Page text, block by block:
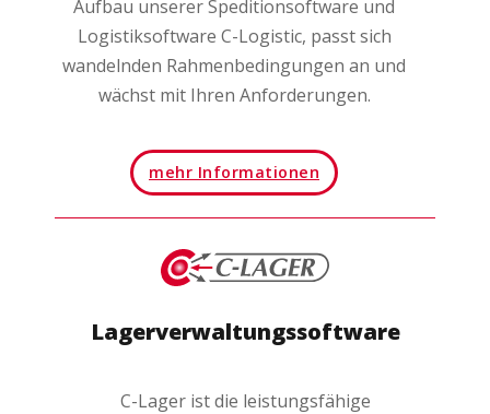
Aufbau unserer Speditionsoftware und
Logistiksoftware C-Logistic, passt sich
wandelnden Rahmenbedingungen an und
wächst mit Ihren Anforderungen.
mehr Informationen
Lagerverwaltungssoftware
C-Lager ist die leistungsfähige